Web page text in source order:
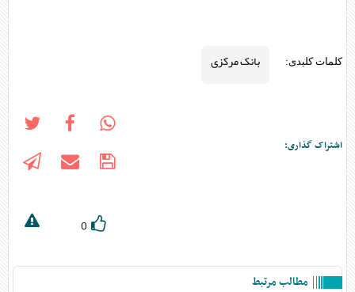
کلمات کلیدی: بانک مرکزی
اشتراک گذاری:
0
مطالب مرتبط